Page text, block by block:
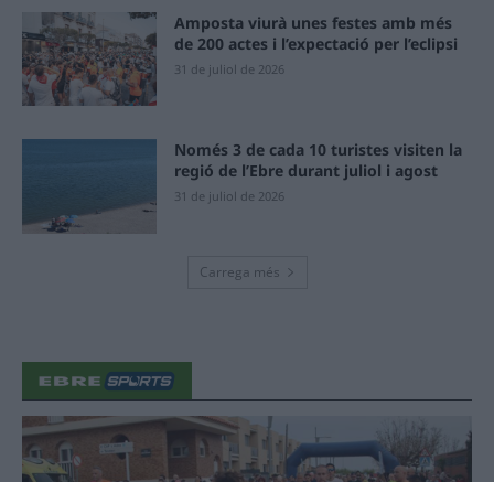
Amposta viurà unes festes amb més
de 200 actes i l’expectació per l’eclipsi
31 de juliol de 2026
Només 3 de cada 10 turistes visiten la
regió de l’Ebre durant juliol i agost
31 de juliol de 2026
Carrega més